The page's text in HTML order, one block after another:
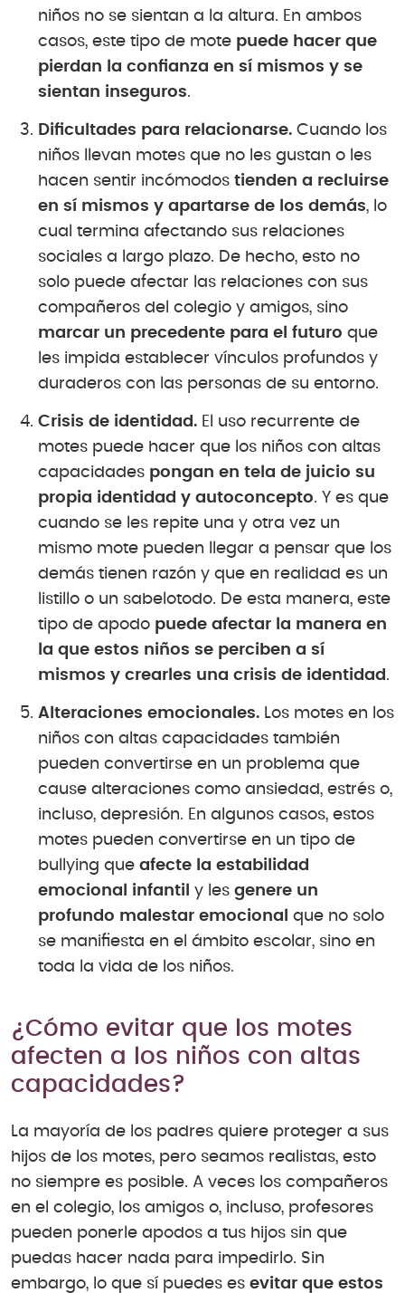
niños no se sientan a la altura. En ambos
casos, este tipo de mote puede hacer que
pierdan la confianza en sí mismos y se
sientan inseguros.
Dificultades para relacionarse. Cuando los
niños llevan motes que no les gustan o les
hacen sentir incómodos tienden a recluirse
en sí mismos y apartarse de los demás, lo
cual termina afectando sus relaciones
sociales a largo plazo. De hecho, esto no
solo puede afectar las relaciones con sus
compañeros del colegio y amigos, sino
marcar un precedente para el futuro que
les impida establecer vínculos profundos y
duraderos con las personas de su entorno.
Crisis de identidad. El uso recurrente de
motes puede hacer que los niños con altas
capacidades pongan en tela de juicio su
propia identidad y autoconcepto. Y es que
cuando se les repite una y otra vez un
mismo mote pueden llegar a pensar que los
demás tienen razón y que en realidad es un
listillo o un sabelotodo. De esta manera, este
tipo de apodo puede afectar la manera en
la que estos niños se perciben a sí
mismos y crearles una crisis de identidad .
Alteraciones emocionales. Los motes en los
niños con altas capacidades también
pueden convertirse en un problema que
cause alteraciones como ansiedad, estrés o,
incluso, depresión. En algunos casos, estos
motes pueden convertirse en un tipo de
bullying que afecte la estabilidad
emocional infantil
y les genere un
profundo malestar emocional
que no solo
se manifiesta en el ámbito escolar, sino en
toda la vida de los niños.
¿Cómo evitar que los motes
afecten a los niños con altas
capacidades?
La mayoría de los padres quiere proteger a sus
hijos de los motes, pero seamos realistas, esto
no siempre es posible. A veces los compañeros
en el colegio, los amigos o, incluso, profesores
pueden ponerle apodos a tus hijos sin que
puedas hacer nada para impedirlo. Sin
embargo, lo que sí puedes es evitar que estos